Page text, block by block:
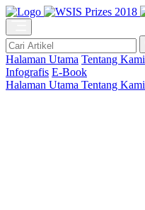
Halaman Utama Tentang Kami
Infografis E-Book
Halaman Utama Tentang Kami